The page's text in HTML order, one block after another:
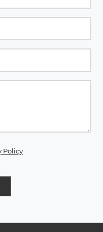
Policy